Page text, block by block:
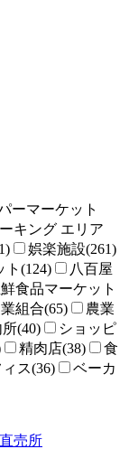
ーマーケット
キング エリア
娯楽施設(261)
ト(124)
八百屋
食品マーケット
組合(65)
農業
(40)
ショッピ
精肉店(38)
食
ス(36)
ベーカ
売所